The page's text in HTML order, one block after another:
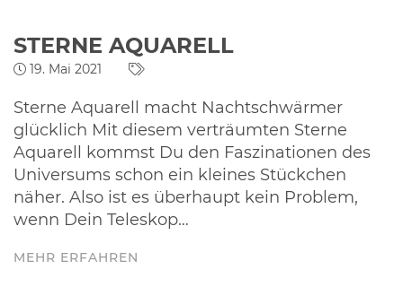
STERNE AQUARELL
19. Mai 2021
Sterne Aquarell macht Nachtschwärmer
glücklich Mit diesem verträumten Sterne
Aquarell kommst Du den Faszinationen des
Universums schon ein kleines Stückchen
näher. Also ist es überhaupt kein Problem,
wenn Dein Teleskop…
MEHR ERFAHREN